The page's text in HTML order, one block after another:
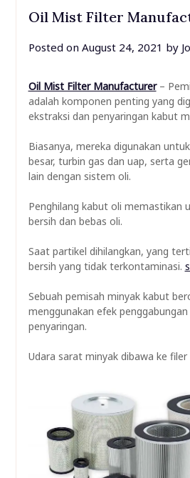
Oil Mist Filter
Posted on August 24, 2021 by
Oil Mist Filter Manufacturer–
adalah komponen penting yang
ekstraksi dan penyaringan kabut
Biasanya, mereka digunakan
besar, turbin gas dan uap, serta
lain dengan sistem oli.
Penghilang kabut oli memastikan
bersih dan bebas oli.
Saat partikel dihilangkan, yang
bersih yang tidak terkontaminasi.
Sebuah pemisah minyak kabut
menggunakan efek
penyaringan.
Udara sarat minyak dibawa ke